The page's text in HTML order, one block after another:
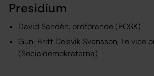
Presidium
David Sandén, ordförande (POSK)
Gun-Britt Delsvik Svensson, 1:e vice
(Socialdemokraterna)